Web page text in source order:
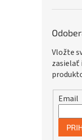
Vložte
zasielať
Email